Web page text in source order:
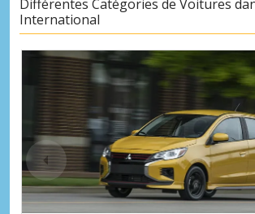
Différentes Catégories de Voitures
International